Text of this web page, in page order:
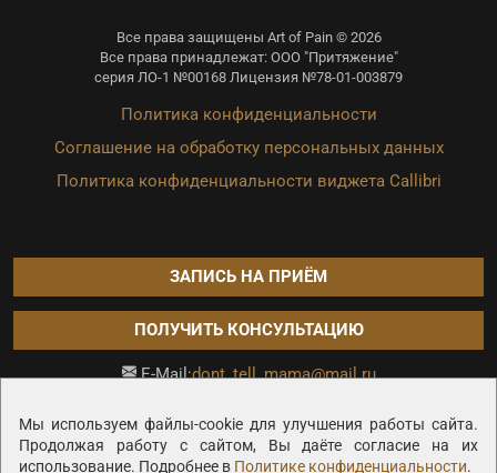
Мы используем файлы-cookie для улучшения работы сайта.
Продолжая работу с сайтом, Вы даёте согласие на их
использование. Подробнее в Политике конфиденциальности.
Все права защищены Art of Pain © 2026
Все права принадлежат: ООО "Притяжение"
серия ЛО-1 №00168 Лицензия №78-01-003879
Политика конфиденциальности
Соглашение на обработку персональных данных
Политика конфиденциальности виджета Callibri
ЗАПИСЬ НА ПРИЁМ
ПОЛУЧИТЬ КОНСУЛЬТАЦИЮ
E-Mail:dont_tell_mama@mail.ru